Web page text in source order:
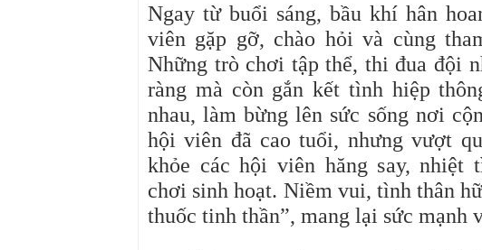
Ngay từ buổi sáng, bầu khí hân
viên gặp gỡ, chào hỏi và cùng
Những trò chơi tập thể, thi đua đội
ràng mà còn gắn kết tình hiệp
nhau, làm bừng lên sức sống nơi
hội viên đã cao tuổi, nhưng vượt
khỏe các hội viên hăng say,
chơi sinh hoạt. Niềm vui, tình thân
thuốc tinh thần”, mang lại sức mạnh